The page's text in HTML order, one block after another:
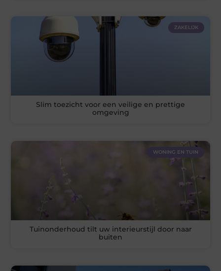
ZAKELIJK
Slim toezicht voor een veilige en prettige
omgeving
WONING EN TUIN
Tuinonderhoud tilt uw interieurstijl door naar
buiten